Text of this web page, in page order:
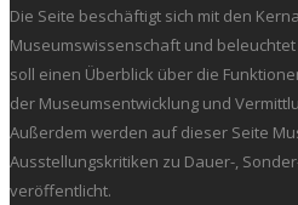
Die Seite beschäftigt sich mit den
Museumswissenschaft und
soll einen Überblick über die
der Museumsentwicklung und
Außerdem werden auf dieser Seite
Ausstellungskritiken zu Dauer-,
veröffentlicht.